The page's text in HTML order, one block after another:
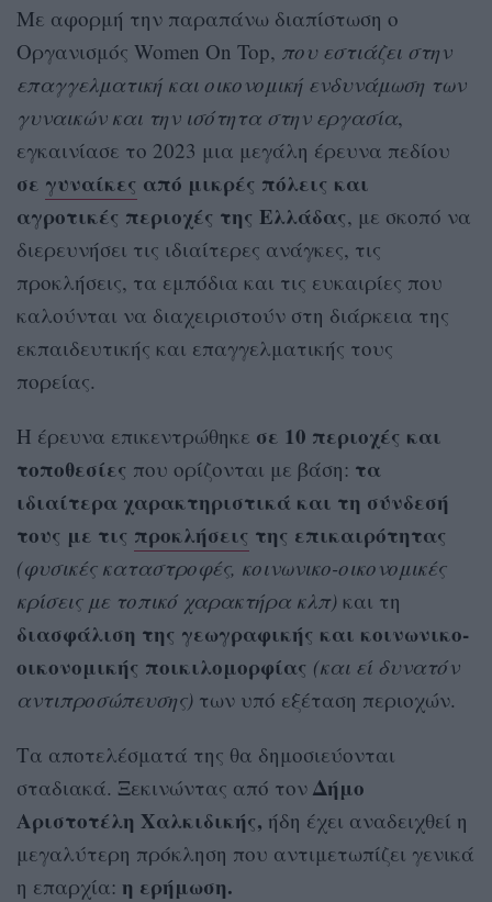
Με αφορμή την παραπάνω διαπίστωση ο
Οργανισμός Women On Top, που εστιάζει στην
επαγγελματική και οικονομική ενδυνάμωση των
γυναικών και την ισότητα στην εργασία,
εγκαινίασε το 2023 μια μεγάλη έρευνα πεδίου
σε γυναίκες από μικρές πόλεις και
αγροτικές περιοχές της Ελλάδας, με σκοπό να
διερευνήσει τις ιδιαίτερες ανάγκες, τις
προκλήσεις, τα εμπόδια και τις ευκαιρίες που
καλούνται να διαχειριστούν στη διάρκεια της
εκπαιδευτικής και επαγγελματικής τους
πορείας.
Η έρευνα επικεντρώθηκε σε 10 περιοχές και
τοποθεσίες που ορίζονται με βάση: τα
ιδιαίτερα χαρακτηριστικά και τη σύνδεσή
τους με τις προκλήσεις της επικαιρότητας
(φυσικές καταστροφές, κοινωνικο-οικονομικές
κρίσεις με τοπικό χαρακτήρα κλπ) και τη
διασφάλιση της γεωγραφικής και κοινωνικο-
οικονομικής ποικιλομορφίας (και εί δυνατόν
αντιπροσώπευσης) των υπό εξέταση περιοχών.
Τα αποτελέσματά της θα δημοσιεύονται
σταδιακά. Ξεκινώντας από τον Δήμο
Αριστοτέλη Χαλκιδικής, ήδη έχει αναδειχθεί η
μεγαλύτερη πρόκληση που αντιμετωπίζει γενικά
η επαρχία: η ερήμωση.